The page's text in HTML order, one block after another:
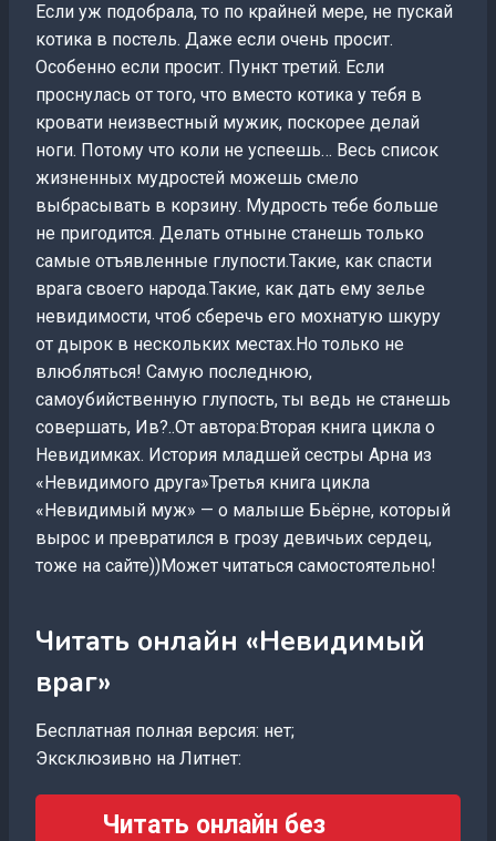
Если уж подобрала, то по крайней мере, не пускай
котика в постель. Даже если очень просит.
Особенно если просит. Пункт третий. Если
проснулась от того, что вместо котика у тебя в
кровати неизвестный мужик, поскорее делай
ноги. Потому что коли не успеешь… Весь список
жизненных мудростей можешь смело
выбрасывать в корзину. Мудрость тебе больше
не пригодится. Делать отныне станешь только
самые отъявленные глупости.Такие, как спасти
врага своего народа.Такие, как дать ему зелье
невидимости, чтоб сберечь его мохнатую шкуру
от дырок в нескольких местах.Но только не
влюбляться! Самую последнюю,
самоубийственную глупость, ты ведь не станешь
совершать, Ив?..От автора:Вторая книга цикла о
Невидимках. История младшей сестры Арна из
«Невидимого друга»Третья книга цикла
«Невидимый муж» — о малыше Бьёрне, который
вырос и превратился в грозу девичьих сердец,
тоже на сайте))Может читаться самостоятельно!
Читать онлайн «Невидимый
враг»
Бесплатная полная версия: нет;
Эксклюзивно на Литнет:
Читать онлайн без